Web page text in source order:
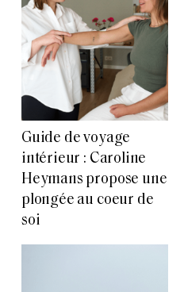
Guide de voyage
intérieur : Caroline
Heymans propose une
plongée au coeur de
soi